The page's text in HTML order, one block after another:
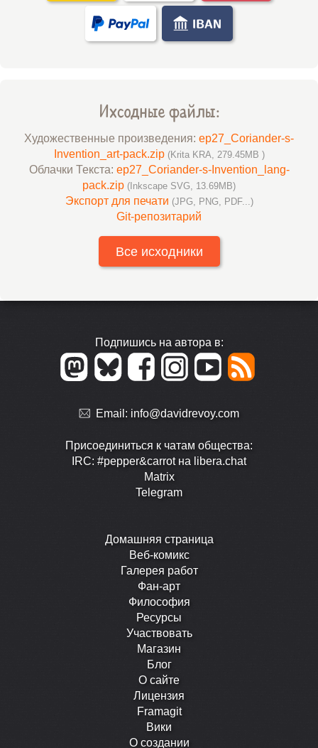
Ихсодные файлы:
Художественные произведения: ep27_Coriander-s-
Invention_art-pack.zip (Krita KRA, 279.45MB )
Облачки Текста: ep27_Coriander-s-Invention_lang-
pack.zip (Inkscape SVG, 13.69MB)
Экспорт для печати (JPG, PNG, PDF...)
Git-репозитарий
Все исходники
Подпишись на автора в:
Email: info@davidrevoy.com
Присоединиться к чатам общества:
IRC: #pepper&carrot на libera.chat
Matrix
Telegram
Домашняя страница
Веб-комикс
Галерея работ
Фан-арт
Философия
Ресурсы
Участвовать
Магазин
Блог
О сайте
Лицензия
Framagit
Вики
О создании